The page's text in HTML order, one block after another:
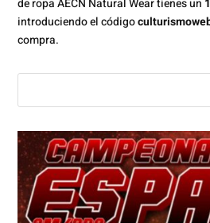
de ropa AECN Natural Wear tienes un
introduciendo el código
compra.